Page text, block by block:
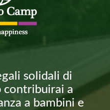
solidali di
contribuirai a
a bambini e